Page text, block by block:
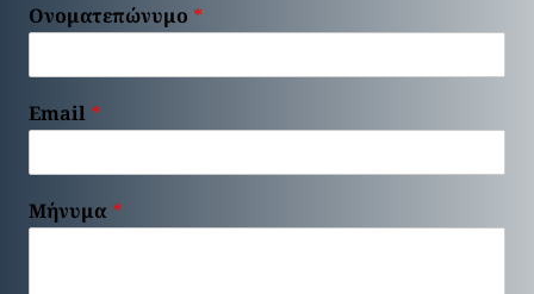
Ονοματεπώνυμο *
Email *
Μήνυμα *